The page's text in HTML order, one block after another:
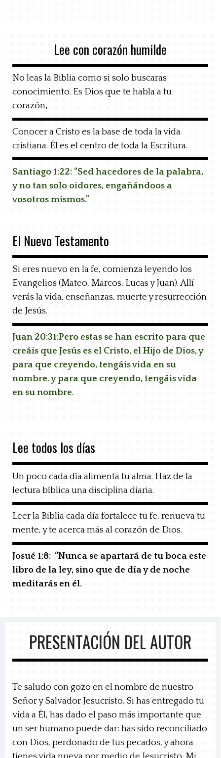
Lee con corazón humilde
No leas la Biblia como si solo buscaras
conocimiento. Es Dios que te habla a tu
corazón,
Conocer a Cristo es la base de toda la vida
cristiana. Él es el centro de toda la Escritura.
Santiago 1:22: “Sed hacedores de la palabra,
y no tan solo oidores, engañándoos a
vosotros mismos.”
El Nuevo Testamento
Si eres nuevo en la fe, comienza leyendo los
Evangelios (Mateo, Marcos, Lucas y Juan). Allí
verásla vida, enseñanzas, muerte y resurrección
de Jesús.
Juan 20:31:Pero estas se han escrito para que
creáis que Jesús es el Cristo, el Hijo de Dios, y
para que creyendo, tengáis vida en su
nombre.y para que creyendo, tengáis vida
en su nombre.
Lee todos los días
Un poco cada día alimenta tu alma. Haz de la
lectura bíblica una disciplina diaria.
Leer la Biblia cada día fortalece tu fe, renueva tu
mente, y te acerca más al corazón de Dios.
Josué 1:8: “Nunca se apartará de tu boca este
libro de la ley, sino que de día y de noche
meditarás en él.
PRESENTACIÓN DEL AUTOR
Te saludo con gozo en el nombre de nuestro
Señor y Salvador Jesucristo. Si has entregado tu
vida a Él, has dado el paso más importante que
un ser humano puede dar: has sido reconciliado
con Dios, perdonado de tus pecados, y ahora